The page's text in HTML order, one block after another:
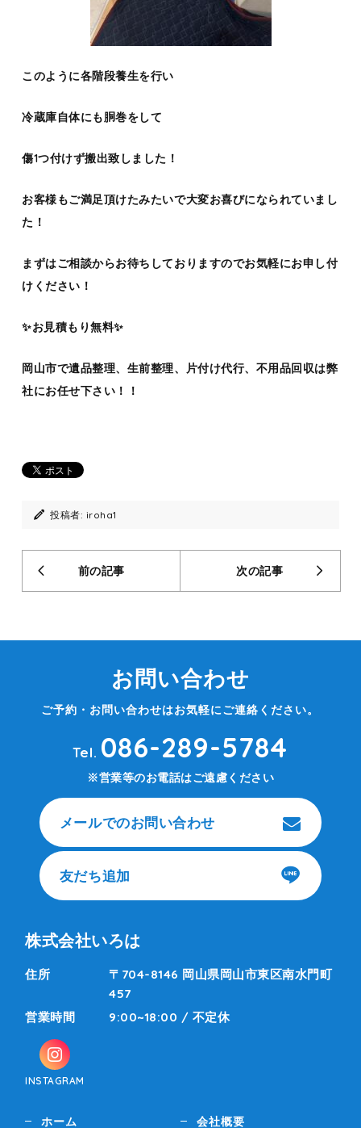
このように各階段養生を行い
冷蔵庫自体にも胴巻をして
傷1つ付けず搬出致しました！
お客様もご満足頂けたみたいで大変お喜びになられていまし
た！
まずはご相談からお待ちしておりますのでお気軽にお申し付
けください！
✨お見積もり無料✨
岡山市で遺品整理、生前整理、片付け代行、不用品回収は弊
社にお任せ下さい！！
投稿者: iroha1
前の記事 次の記事
お問い合わせ
ご予約・お問い合わせはお気軽にご連絡ください。
Tel. 086-289-5784
営業等のお電話はご遠慮ください
メールでのお問い合わせ
友だち追加
株式会社いろは
住所
〒704-8146 岡山県岡山市東区南水門町
457
営業時間
9:00~18:00 / 不定休
INSTAGRAM
ホーム 会社概要